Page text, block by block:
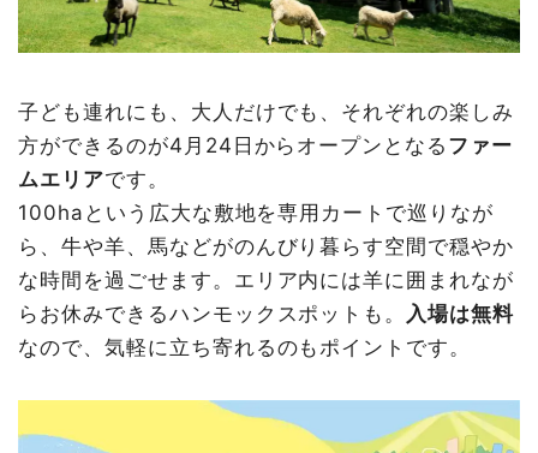
子ども連れにも、大人だけでも、それぞれの楽しみ
方ができるのが4月24日からオープンとなる ファー
ムエリアです。
100haという広大な敷地を専用カートで巡りなが
ら、牛や羊、馬などがのんびり暮らす空間で穏やか
な時間を過ごせます。エリア内には羊に囲まれなが
らお休みできるハンモックスポットも。 入場は無料
なので、気軽に立ち寄れるのもポイントです。